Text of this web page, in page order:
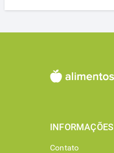
INFORMAÇÕES
Contato